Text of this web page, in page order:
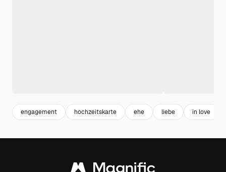
engagement hochzeitskarte ehe liebe in love